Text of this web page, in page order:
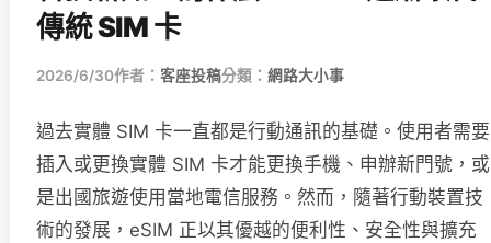
傳統 SIM 卡
2026/6/30作者： 客座投稿分類： 網路大小事
過去實體 SIM 卡一直都是行動通訊的基礎。使用者需要
插入或更換實體 SIM 卡才能更換手機、申辦新門號，或
是出國旅遊使用當地電信服務。然而，隨著行動裝置技
術的發展，eSIM 正以其優越的便利性、安全性與擴充